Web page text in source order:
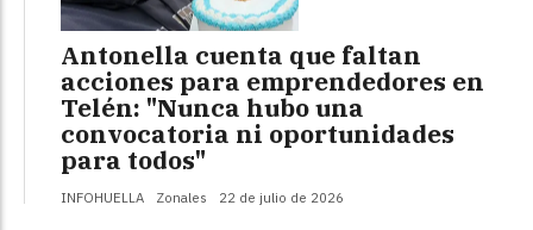
Antonella cuenta que faltan
acciones para emprendedores en
Telén: "Nunca hubo una
convocatoria ni oportunidades
para todos"
INFOHUELLA Zonales 22 de julio de 2026